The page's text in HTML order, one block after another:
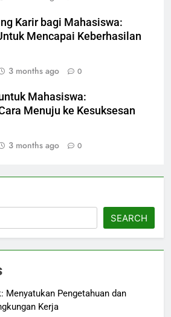
Karir bagi Mahasiswa:
Mencapai Keberhasilan
3 months ago 0
Mahasiswa:
Menuju ke Kesuksesan
3 months ago 0
SEARCH
Menyatukan Pengetahuan dan
Kerja